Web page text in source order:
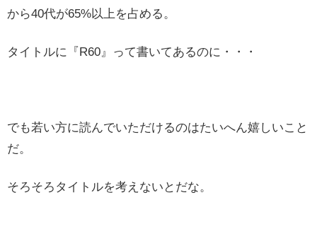
から40代が65%以上を占める。
タイトルに『R60』って書いてあるのに・・・
でも若い方に読んでいただけるのはたいへん嬉しいこと
だ。
そろそろタイトルを考えないとだな。